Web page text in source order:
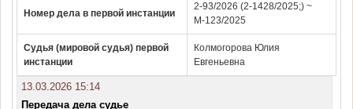
Номер дела в первой инстанции
2-93/2026 (2-1428/2025;) ~
М-123/2025
Судья (мировой судья) первой
инстанции
Колмогорова Юлия
Евгеньевна
13.03.2026 15:14
Передача дела судье